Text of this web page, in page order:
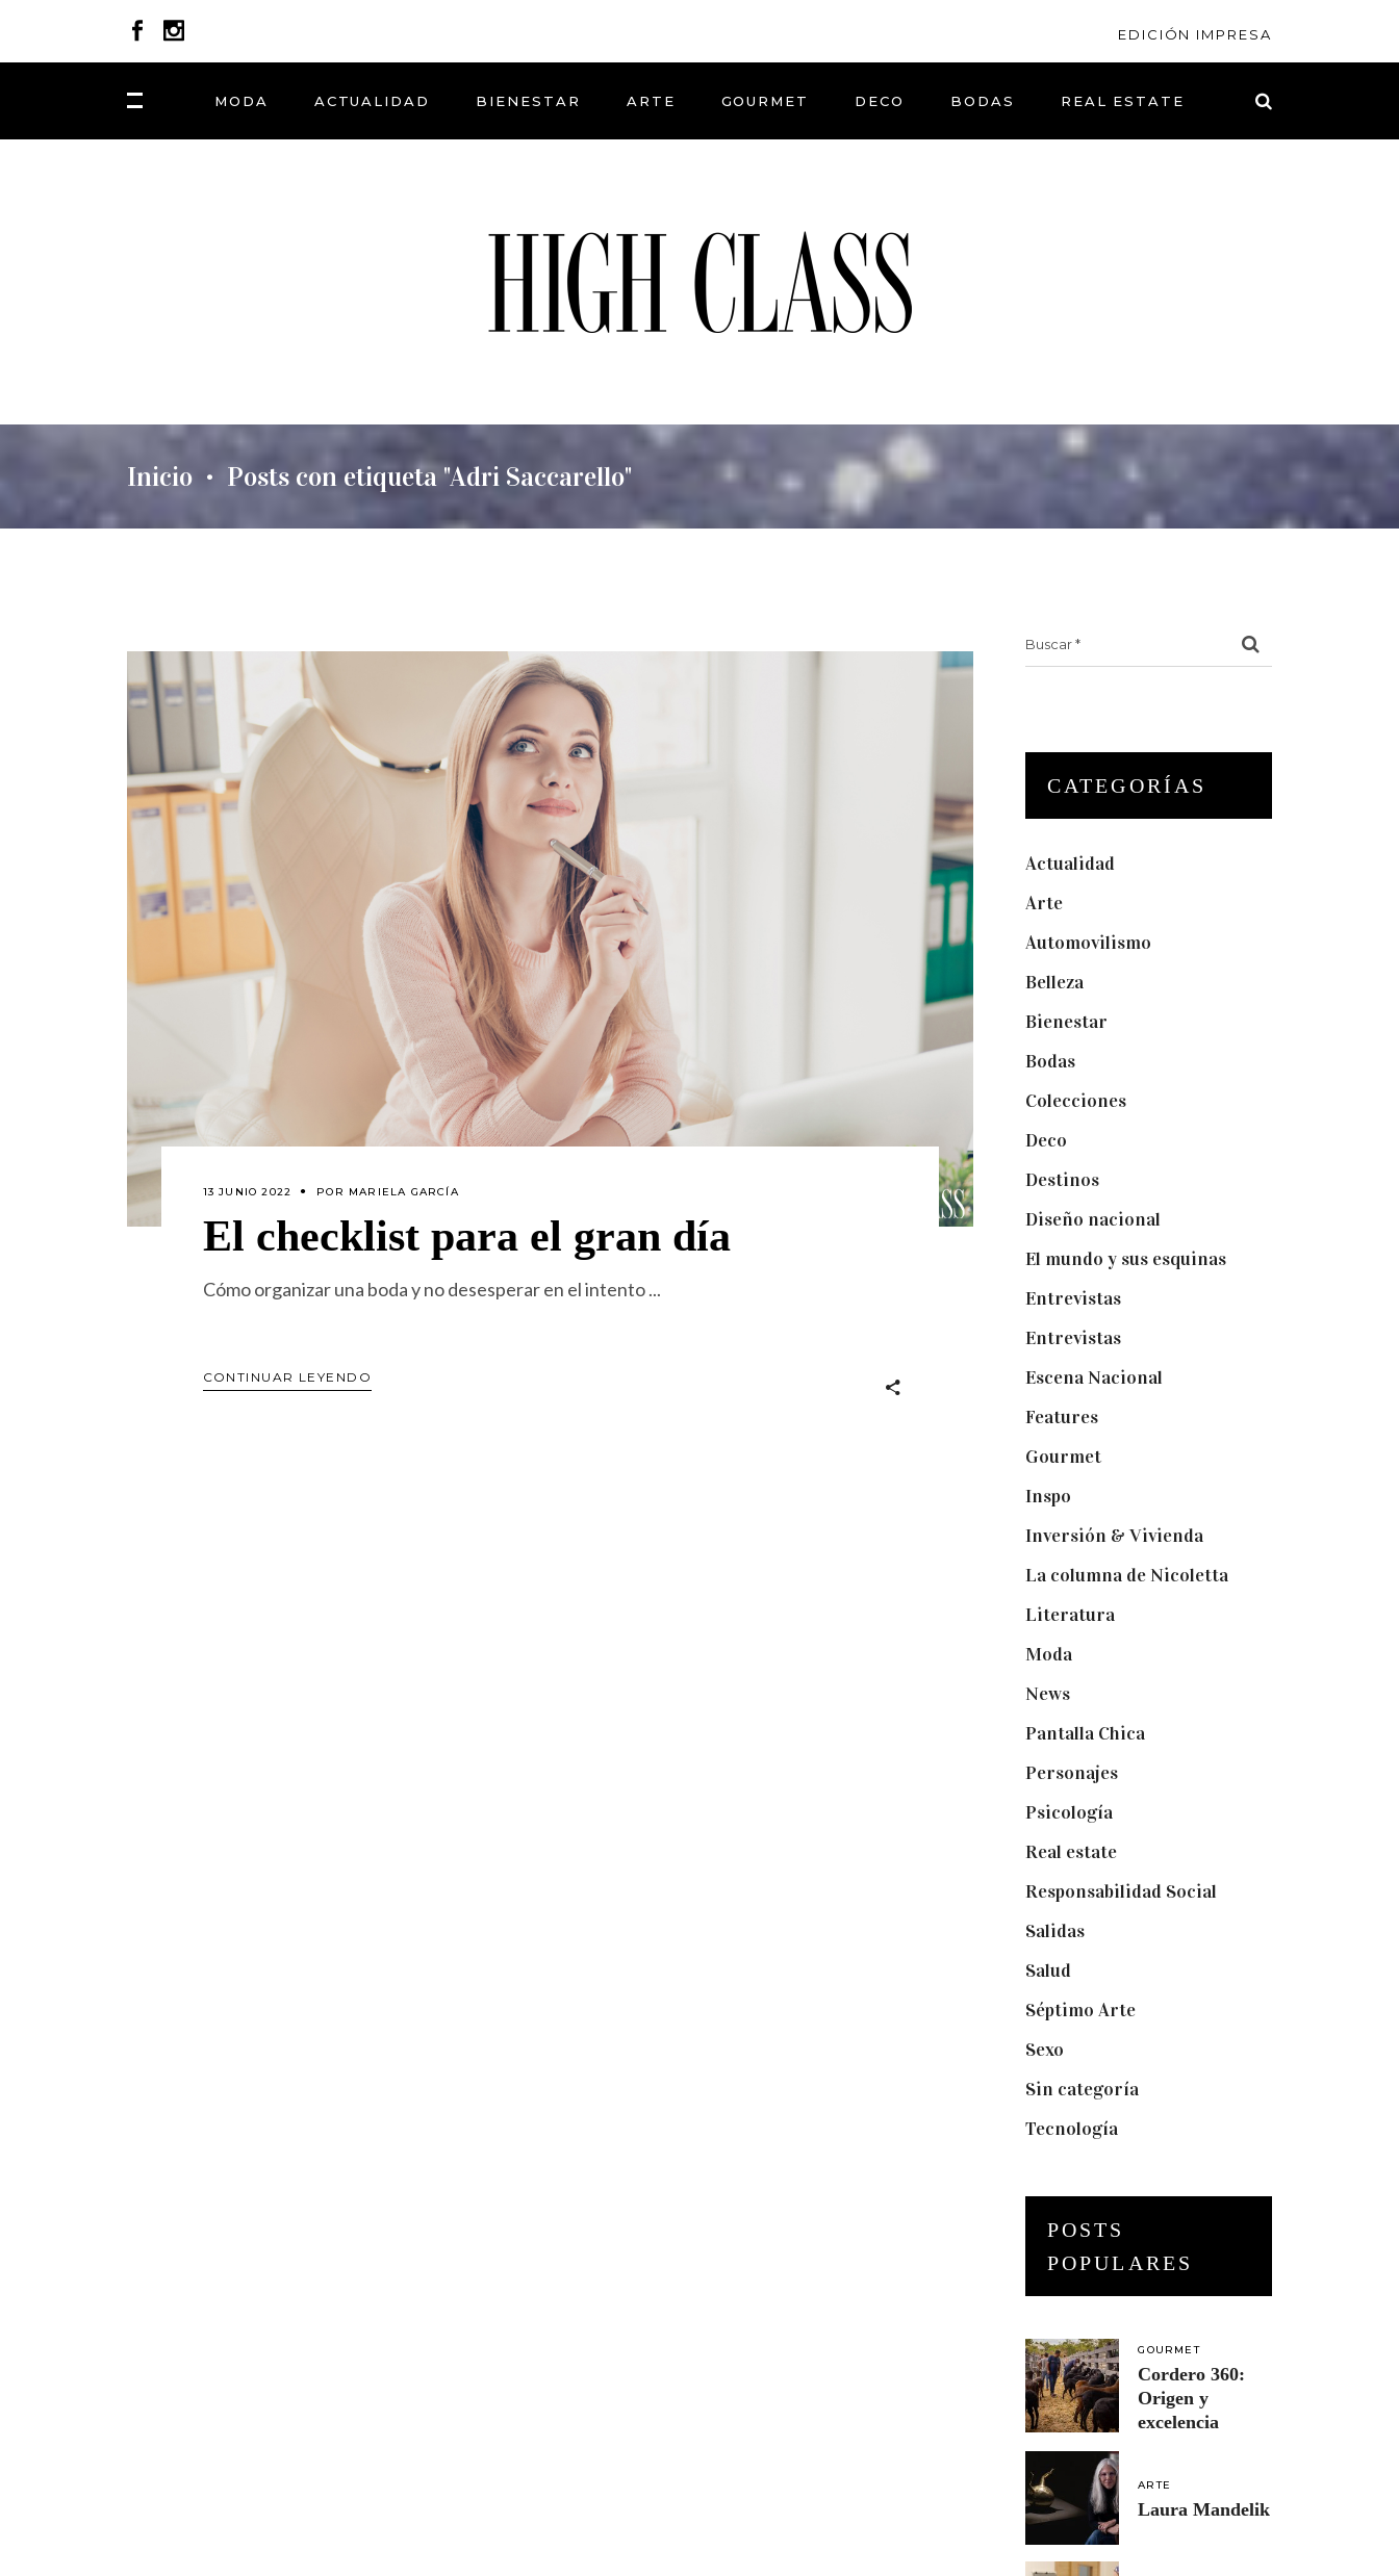
EDICIÓN IMPRESA
MODA ACTUALIDAD BIENESTAR ARTE GOURMET DECO BODAS REAL ESTATE
Inicio • Posts con etiqueta "Adri Saccarello"
13 JUNIO 2022 POR MARIELA GARCÍA
El checklist para el gran día
Cómo organizar una boda y no desesperar en el intento
CONTINUAR LEYENDO
CATEGORÍAS
Actualidad
Arte(74)
Automovilismo
Belleza(32)
Bienestar
Bodas(73)
Colecciones(22)
Deco
Destinos(6)
Diseño nacional
El mundo y sus esquinas(25)
Entrevistas(36)
Entrevistas(14)
Escena Nacional
Features(29)
Gourmet(102)
Inspo
Inversión & Vivienda(5)
La columna de Nicoletta(5)
Literatura(1)
Moda(84)
News(24)
Pantalla Chica(22)
Personajes(9)
Psicología(60)
Real estate(7)
Responsabilidad Social
Salidas(16)
Salud
Séptimo Arte(40)
Sexo
Sin categoría(2)
Tecnología(3)
POSTS
POPULARES
GOURMET
Cordero 360:
Origen y
excelencia
ARTE
Laura Mandelik